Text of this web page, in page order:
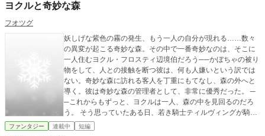
ヨクルと奇妙な森
フオツグ
妖しげな紫色の霧の発生、もう一人の自分が現れる……数々
の異変が起こる奇妙な森。その中で一番奇妙なのは、そこに
一人住むヨクル・フロスティ辺境伯だろう──かぼちゃの被り
物をして、人との接触を断つ彼は、何も人嫌いという訳では
ない。奇妙な森に訪れる客人を丁重にもてなし、森の外へと
導く。彼は奇妙な森の管理者として、非常に優秀だった。 ─
─これからもずっと、ヨクルは一人、森の中を見回るのだろ
う。 そう思っていたある日、若き騎士ティルヴィングが騎士
団長の命令に従わなかったことにより、奇妙な森に左遷され
ファンタジー 連載中 短編